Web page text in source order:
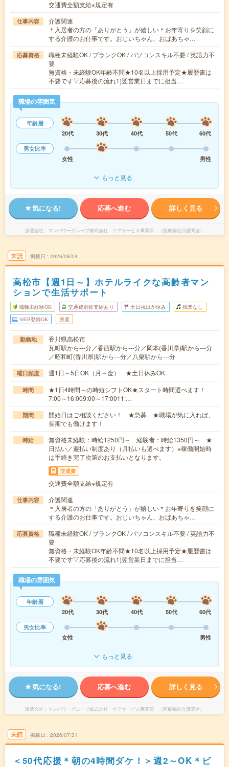
交通費全額支給※規定有
仕事内容
介護関連
＊入居者の方の「ありがとう」が嬉しい＊お年寄りを笑顔に
する介護のお仕事です。おじいちゃん、おばあちゃ…
応募資格
職種未経験OK / ブランクOK / パソコンスキル不要 / 英語力不
要
無資格・未経験OK年齢不問★10名以上採用予定★履歴書は
不要です▽応募後の流れ1)翌営業日までに担当…
職場の雰囲気
年齢層
20代
30代 40代 50代
60代
男女比率
女性
男性
もっと見る
気になる! 応募へ進む 詳しく見る
派遣会社 マンパワーグループ株式会社 ケアサービス事業部 （医療福祉介護関連）
未読 掲載日 2026/08/04
高松市【週1日～】ホテルライクな高齢者マン
ションで生活サポート
職種未経験OK 交通費別途支給あり 土日祝日が休み 残業なし
WEB登録OK 派遣
勤務地
香川県高松市
瓦町駅から---分／香西駅から---分／岡本(香川県)駅から---分
／昭和町(香川県)駅から---分／八栗駅から---分
曜日頻度 週1日～5日OK（月～金） ★土日休みOK
時間
★1日4時間～の時短シフトOK★スタート時間選べます！
7:00～16:009:00～17:0011:…
期間
開始日はご相談ください！ ★急募 ★職場が気に入れば、
長期でも働けます！
時給
無資格未経験：時給1250円～ 経験者：時給1350円～ ★
日払い／週払い制度あり（月払いも選べます）※稼働開始時
は手続き完了次第のお支払いとなります。
交通費
交通費全額支給※規定有
仕事内容
介護関連
＊入居者の方の「ありがとう」が嬉しい＊お年寄りを笑顔に
する介護のお仕事です。おじいちゃん、おばあちゃ…
応募資格
職種未経験OK / ブランクOK / パソコンスキル不要 / 英語力不
要
無資格・未経験OK年齢不問★10名以上採用予定★履歴書は
不要です▽応募後の流れ1)翌営業日までに担当…
職場の雰囲気
年齢層
20代
30代 40代 50代
60代
男女比率
女性
男性
もっと見る
気になる! 応募へ進む 詳しく見る
派遣会社 マンパワーグループ株式会社 ケアサービス事業部 （医療福祉介護関連）
未読 掲載日 2026/07/31
＜50代応援＊朝の4時間ダケ！＞週2～OK＊ビ